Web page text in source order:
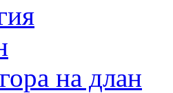
на длан